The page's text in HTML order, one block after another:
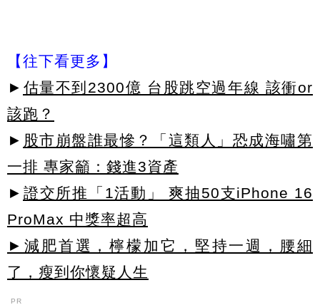
【往下看更多】
► 估量不到2300億 台股跳空過年線 該衝or
該跑？
► 股市崩盤誰最慘？「這類人」恐成海嘯第
一排 專家籲：錢進3資產
► 證交所推「1活動」 爽抽50支iPhone 16
ProMax 中獎率超高
►減肥首選，檸檬加它，堅持一週，腰細
了，瘦到你懷疑人生
PR